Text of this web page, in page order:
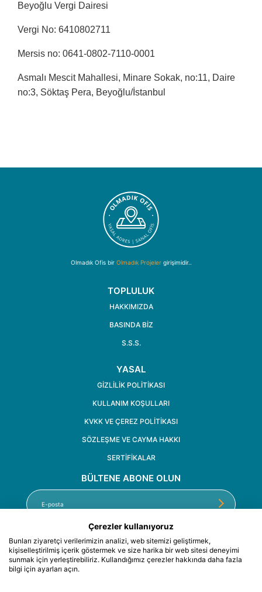
Beyoğlu Vergi Dairesi
Vergi No: 6410802711
Mersis no: 0641-0802-7110-0001
Asmalı Mescit Mahallesi, Minare Sokak, no:11, Daire
no:3, Söktaş Pera, Beyoğlu/İstanbul
Olmadık Ofis bir Olmadık Projelergirişimidir..
TOPLULUK
HAKKIMIZDA
BASINDA BIZ
S.S.S.
YASAL
GIZLILIK POLITIKASI
KULLANIM KOŞULLARI
KVKK VE ÇEREZ POLITIKASI
SÖZLEŞME VE CAYMA HAKKI
SERTİFİKALAR
BÜLTENE ABONE OLUN
Çerezler kullanıyoruz
Bunları ziyaretçi verilerimizin analizi, web sitemizi geliştirmek,
kişiselleştirilmiş içerik göstermek ve size harika bir web sitesi deneyimi
sunmak için yerleştirebiliriz. Kullandığımız çerezler hakkında daha fazla
bilgi için ayarları açın.